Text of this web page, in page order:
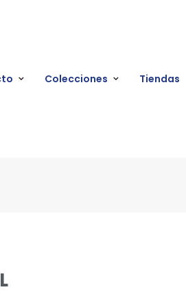
Colecciones Tiendas